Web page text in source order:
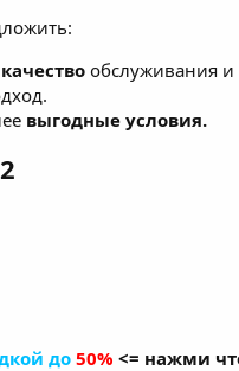
обслуживания
выгодные условия.
до 50% <= нажми